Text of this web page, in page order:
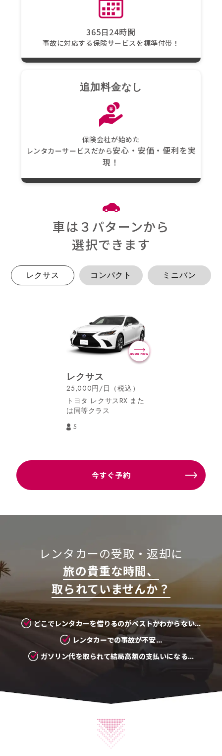
365日24時間
事故に対応する保険サービスを標準付帯！
追加料金なし
保険会社が始めた
レンタカーサービスだから安心・安価・便利を実
現！
車は３パターンから
選択できます
レクサス コンパクト ミニバン
レクサス
25,000円/日（税込）
トヨタ レクサスRX また
は同等クラス
5
今すぐ予約
レンタカーの受取・返却に
旅の貴重な時間、
取られていませんか？
どこでレンタカーを借りるのがベストかわからない...
レンタカーでの事故が不安...
ガソリン代を取られて結局高額の支払いになる...